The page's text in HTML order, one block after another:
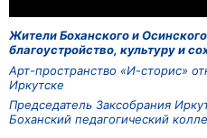
Жители Боханского и
благоустройство, культуру и
Арт-пространство «И-сторис»
Иркутске
Председатель Заксобрания
Боханский педагогический